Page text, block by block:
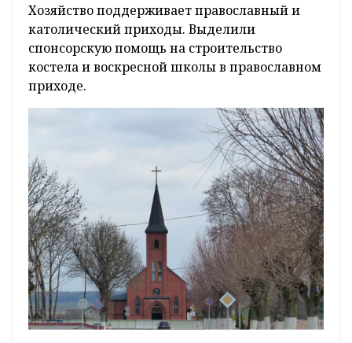
Хозяйство поддерживает православный и
католический приходы. Выделили
спонсорскую помощь на строительство
костела и воскресной школы в православном
приходе.